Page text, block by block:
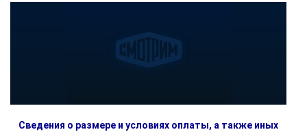
Сведения о размере и условиях оплаты, а также иных